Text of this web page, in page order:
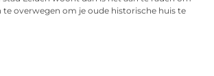
te overwegen om je oude historische huis te